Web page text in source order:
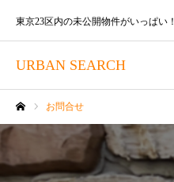
URBAN SEARCH
東京23区内の未公開物件がいっぱい！
お問合せ